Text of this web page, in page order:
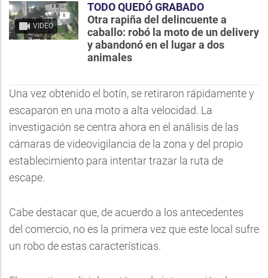
VIDEO
TODO QUEDÓ GRABADO
Otra rapiña del delincuente a
caballo: robó la moto de un delivery
y abandonó en el lugar a dos
animales
Una vez obtenido el botín, se retiraron rápidamente y
escaparon en una moto a alta velocidad. La
investigación se centra ahora en el análisis de las
cámaras de videovigilancia de la zona y del propio
establecimiento para intentar trazar la ruta de
escape.
Cabe destacar que, de acuerdo a los antecedentes
del comercio, no es la primera vez que este local sufre
un robo de estas características.